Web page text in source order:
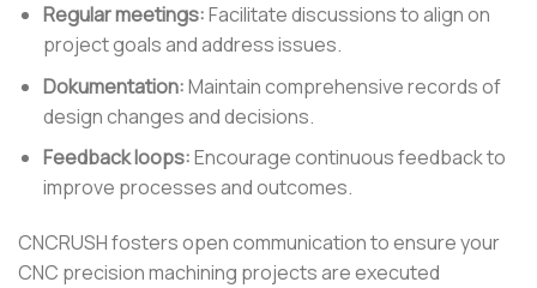
Regular meetings:Facilitate discussions to align on
project goals and address issues.
Dokumentation:Maintain comprehensive records of
design changes and decisions.
Feedback loops:Encourage continuous feedback to
improve processes and outcomes.
CNCRUSH fosters open communication to ensure your
CNC precision machining projects are executed